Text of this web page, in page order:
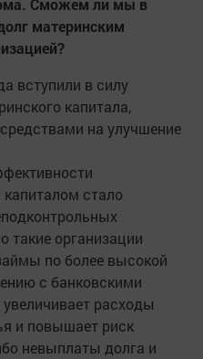
Сможем ли мы в
материнским
вступили в силу
капитала,
на улучшение
стало
такие организации
по более высокой
с банковскими
расходы
и повышает риск
невыплаты долга и